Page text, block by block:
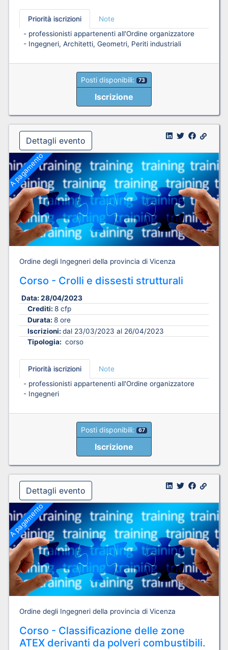
Priorità iscrizioni
Note
- professionisti appartenenti all'Ordine organizzatore
- Ingegneri, Architetti, Geometri, Periti industriali
Posti disponibili: 73
Iscrizione
Dettagli evento
A pagamento
Ordine degli Ingegneri della provincia di Vicenza
Corso - Crolli e dissesti strutturali
Data: 28/04/2023
Crediti: 8 cfp
Durata: 8 ore
Iscrizioni: dal 23/03/2023 al 26/04/2023
Tipologia: corso
Priorità iscrizioni
Note
- professionisti appartenenti all'Ordine organizzatore
- Ingegneri
Posti disponibili: 67
Iscrizione
Dettagli evento
A pagamento
Ordine degli Ingegneri della provincia di Vicenza
Corso - Classificazione delle zone
ATEX derivanti da polveri combustibili.